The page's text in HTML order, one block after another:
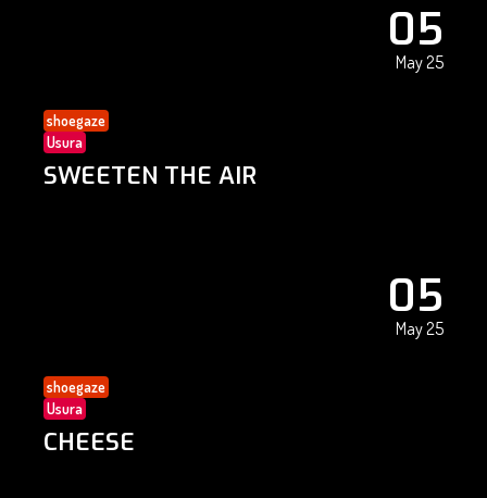
05
May 25
shoegaze
Usura
SWEETEN THE AIR
05
May 25
shoegaze
Usura
CHEESE